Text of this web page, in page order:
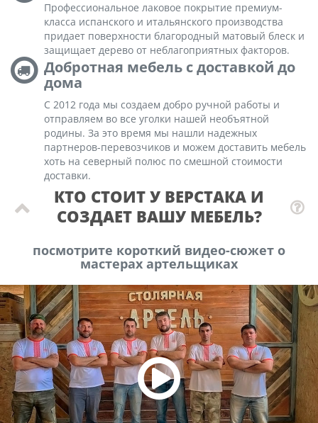
Профессиональное лаковое покрытие премиум-
класса испанского и итальянского производства
придает поверхности благородный матовый блеск и
защищает дерево от неблагоприятных факторов.
Добротная мебель с доставкой до
дома
С 2012 года мы создаем добро ручной работы и
отправляем во все уголки нашей необъятной
родины. За это время мы нашли надежных
партнеров-перевозчиков и можем доставить мебель
хоть на северный полюс по смешной стоимости
доставки.
КТО СТОИТ У ВЕРСТАКА И
СОЗДАЕТ ВАШУ МЕБЕЛЬ?
посмотрите короткий видео-сюжет о
мастерах артельщиках